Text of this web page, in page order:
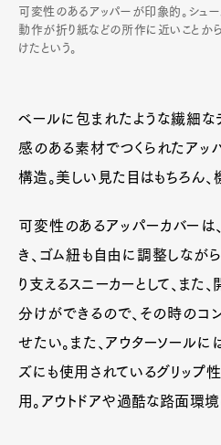
可変性のあるアッパーが印象的。シュ
動作が折り紙などの所作に近いことから
けたという。
ベールに包まれたような繊細な
感のある素材でつくられたアッ
構造。美しい見た目はもちろん、
可変性のあるアッパーカバーは
き、ゴム紐も自由に調整しなが
り支えるスニーカーとして、また
分けができるので、その時のコ
せたい。また、アウターソールに
ズにも使用されているグリッ
用。アウトドアや過酷な路面環境